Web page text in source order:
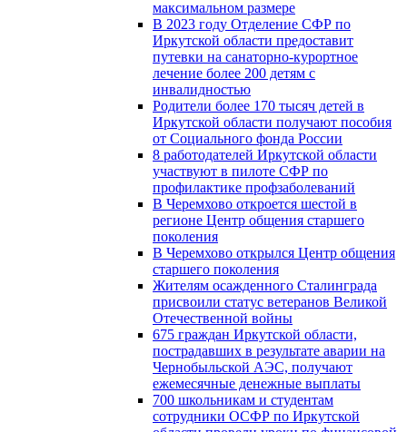
максимальном размере
В 2023 году Отделение СФР по
Иркутской области предоставит
путевки на санаторно-курортное
лечение более 200 детям с
инвалидностью
Родители более 170 тысяч детей в
Иркутской области получают пособия
от Социального фонда России
8 работодателей Иркутской области
участвуют в пилоте СФР по
профилактике профзаболеваний
В Черемхово откроется шестой в
регионе Центр общения старшего
поколения
В Черемхово открылся Центр общения
старшего поколения
Жителям осажденного Сталинграда
присвоили статус ветеранов Великой
Отечественной войны
675 граждан Иркутской области,
пострадавших в результате аварии на
Чернобыльской АЭС, получают
ежемесячные денежные выплаты
700 школьникам и студентам
сотрудники ОСФР по Иркутской